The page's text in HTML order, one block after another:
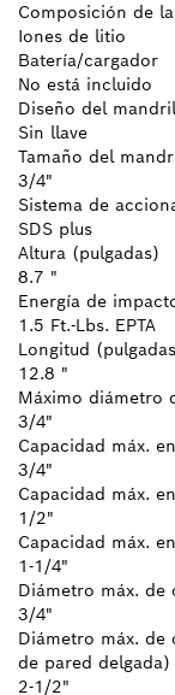
Composición de
Iones de litio
Batería/cargador
No está incluido
Diseño del mandril
Sin llave
Tamaño del
3/4"
Sistema de
SDS plus
Altura (pulgadas)
8.7 "
Energía de
1.5 Ft.-Lbs. EPTA
Longitud
12.8 "
Máximo diámetro
3/4"
Capacidad máx.
3/4"
Capacidad máx.
1/2"
Capacidad máx.
1-1/4"
Diámetro máx.
3/4"
Diámetro máx.
de pared delgada)
2-1/2"